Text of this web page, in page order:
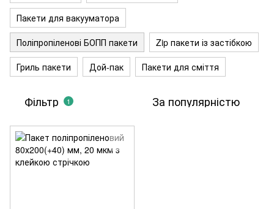
Пакети для вакууматора
Поліпропіленові БОПП пакети
Zip пакети із застібкою
Гриль пакети
Дой-пак Пакети для сміття
Фільтр 1 За популярністю